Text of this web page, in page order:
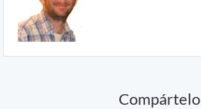
Compártelo